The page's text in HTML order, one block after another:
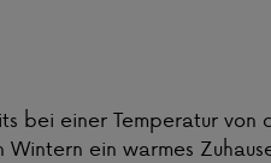
bei einer Temperatur
ein warmes